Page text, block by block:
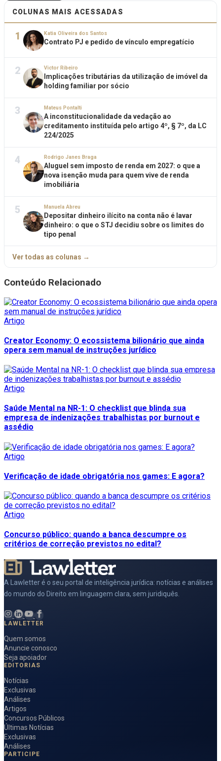
COLUNAS MAIS ACESSADAS
1 Katia Oliveira dos Santos
Contrato PJ e pedido de vínculo empregatício
2 Victor Ribeiro
Implicações tributárias da utilização de imóvel da
holding familiar por sócio
3 Mateus Pontalti
A inconstitucionalidade da vedação ao
creditamento instituída pelo artigo 4º, § 7º, da LC
224/2025
4 Rodrigo Janes Braga
Aluguel sem imposto de renda em 2027: o que a
nova isenção muda para quem vive de renda
imobiliária
5 Manuela Abreu
Depositar dinheiro ilícito na conta não é lavar
dinheiro: o que o STJ decidiu sobre os limites do
tipo penal
Ver todas as colunas →
Conteúdo Relacionado
Artigo
Creator Economy: O ecossistema bilionário que ainda
opera sem manual de instruções jurídico
Artigo
Saúde Mental na NR-1: O checklist que blinda sua
empresa de indenizações trabalhistas por burnout e
assédio
Artigo
Verificação de idade obrigatória nos games: E agora?
Artigo
Concurso público: quando a banca descumpre os
critérios de correção previstos no edital?
A Lawletter é o seu portal de inteligência jurídica: notícias e análises
do mundo do Direito em linguagem clara, sem juridiquês.
LAWLETTER
Quem somos
Anuncie conosco
Seja apoiador
EDITORIAS
Notícias
Exclusivas
Análises
Artigos
Concursos Públicos
Últimas Notícias
Exclusivas
Análises
PARTICIPE